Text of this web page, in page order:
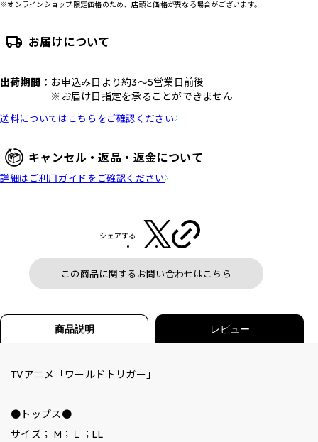
※オンラインショップ限定価格のため、店頭と価格が異なる場合がございます。
お届けについて
出荷期間： お申込み日より約3～5営業日前後
※お届け日指定を承ることができません
送料についてはこちらをご確認ください
キャンセル・返品・返金について
詳細はご利用ガイドをご確認ください
シェアする
この商品に関するお問い合わせはこちら
商品説明 レビュー
TVアニメ「ワールドトリガー」
●トップス●
サイズ； M；Ｌ；LL